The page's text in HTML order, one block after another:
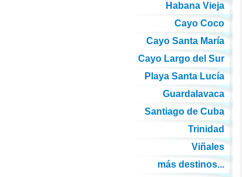
Habana Vieja
Cayo Coco
Cayo Santa María
Cayo Largo del Sur
Playa Santa Lucía
Guardalavaca
Santiago de Cuba
Trinidad
Viñales
más destinos...